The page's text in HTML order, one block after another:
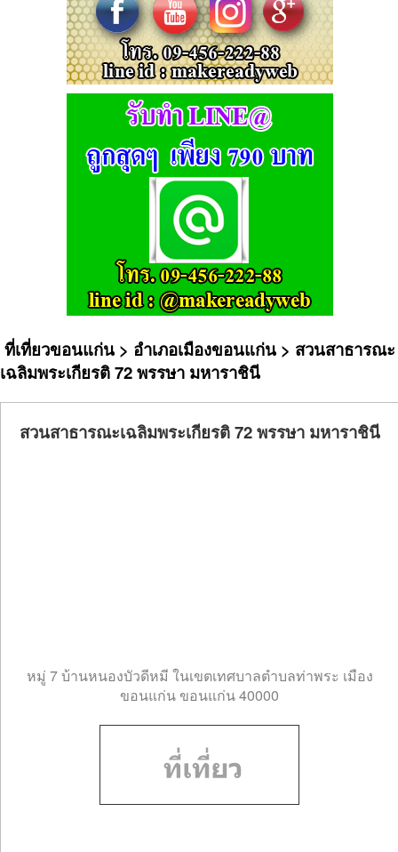
ที่เที่ยวขอนแก่น > อำเภอเมืองขอนแก่น > สวนสาธารณะ
เฉลิมพระเกียรติ 72 พรรษา มหาราชินี
สวนสาธารณะเฉลิมพระเกียรติ 72 พรรษา มหาราชินี
หมู่ 7 บ้านหนองบัวดีหมี ในเขตเทศบาลตำบลท่าพระ เมือง
ขอนแก่น ขอนแก่น 40000